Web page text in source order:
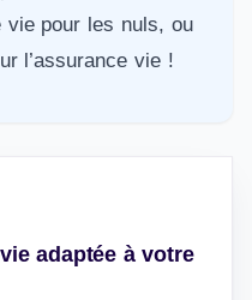
vie pour les nuls, ou
l’assurance vie !
adaptée à votre